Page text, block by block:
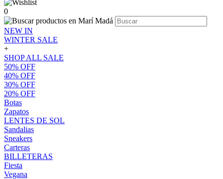
0
NEW IN
WINTER SALE
+
SHOP ALL SALE
50% OFF
40% OFF
30% OFF
20% OFF
Botas
Zapatos
LENTES DE SOL
Sandalias
Sneakers
Carteras
BILLETERAS
Fiesta
Vegana